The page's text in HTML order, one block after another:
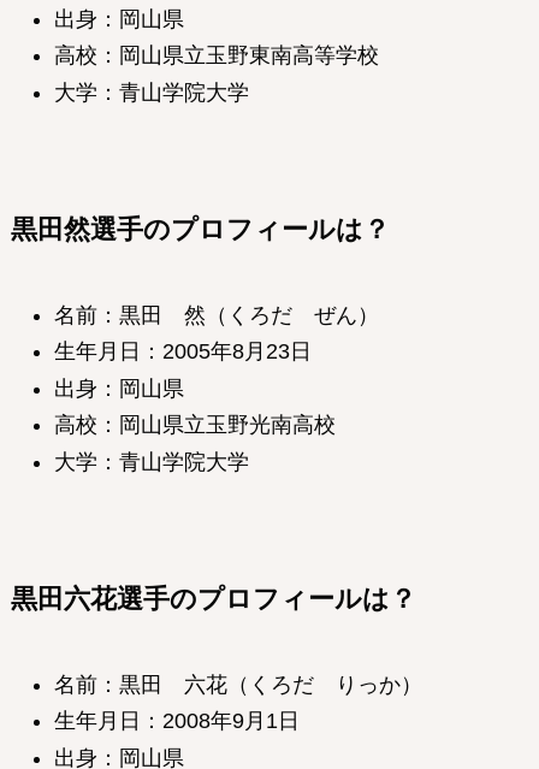
出身：岡山県
高校：岡山県立玉野東南高等学校
大学：青山学院大学
黒田然選手のプロフィールは？
名前：黒田 然（くろだ ぜん）
生年月日：2005年8月23日
出身：岡山県
高校：岡山県立玉野光南高校
大学：青山学院大学
黒田六花選手のプロフィールは？
名前：黒田 六花（くろだ りっか）
生年月日：2008年9月1日
出身：岡山県